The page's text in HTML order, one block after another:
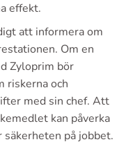
effekt.
att informera om
Om en
Zyloprim bör
riskerna och
med sin chef. Att
kan påverka
säkerheten på jobbet.